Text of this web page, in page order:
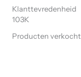
Klanttevredenheid
103K
Producten verkocht